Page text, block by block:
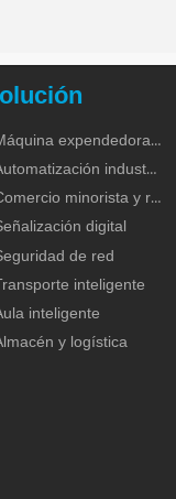
Máquina expendedora y KIOSCO
Automatización industrial
Comercio minorista y restaurante
digital
de red
inteligente
inteligente
y logística